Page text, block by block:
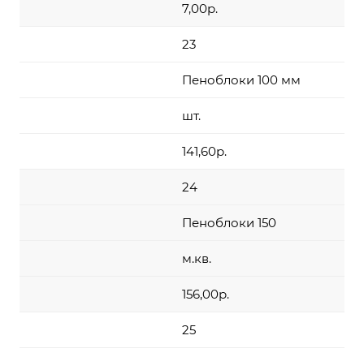
7,00р.
23
Пеноблоки 100 мм
шт.
141,60р.
24
Пеноблоки 150
м.кв.
156,00р.
25